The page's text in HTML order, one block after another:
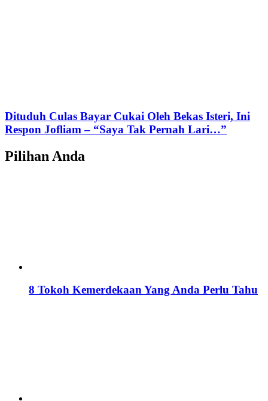
Dituduh Culas Bayar Cukai Oleh Bekas Isteri, Ini
Respon Jofliam – “Saya Tak Pernah Lari…”
Pilihan Anda
8 Tokoh Kemerdekaan Yang Anda Perlu Tahu